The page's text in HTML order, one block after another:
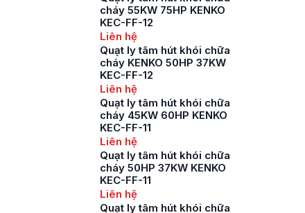
cháy 55KW 75HP KENKO
KEC-FF-12
Liên hệ
Quạt ly tâm hút khói chữa
cháy KENKO 50HP 37KW
KEC-FF-12
Liên hệ
Quạt ly tâm hút khói chữa
cháy 45KW 60HP KENKO
KEC-FF-11
Liên hệ
Quạt ly tâm hút khói chữa
cháy 50HP 37KW KENKO
KEC-FF-11
Liên hệ
Quạt ly tâm hút khói chữa